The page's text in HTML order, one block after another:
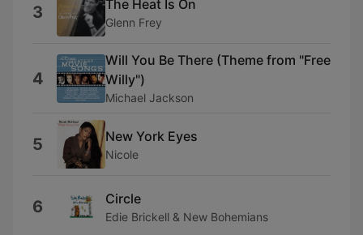
3 The Heat Is On
Glenn Frey
4
Will You Be There (Theme from "Free
Willy")
Michael Jackson
5 New York Eyes
Nicole
6 Circle
Edie Brickell & New Bohemians